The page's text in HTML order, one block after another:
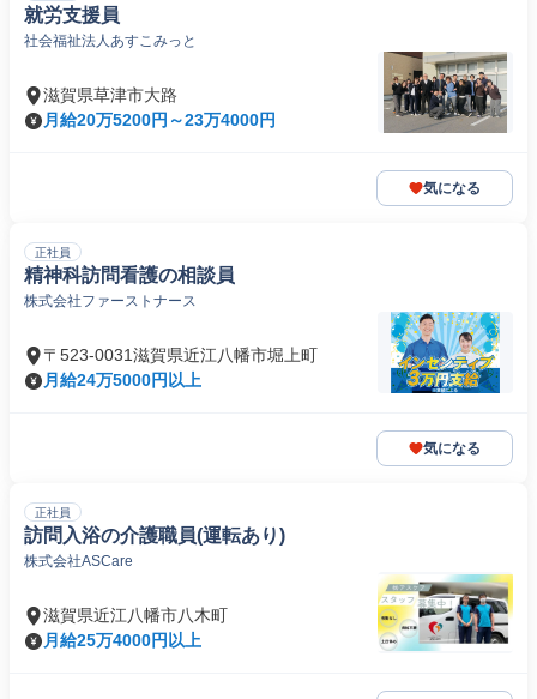
就労支援員
社会福祉法人あすこみっと
滋賀県草津市大路
月給20万5200円～23万4000円
気になる
正社員
精神科訪問看護の相談員
株式会社ファーストナース
〒523-0031滋賀県近江八幡市堀上町
月給24万5000円以上
気になる
正社員
訪問入浴の介護職員(運転あり)
株式会社ASCare
滋賀県近江八幡市八木町
月給25万4000円以上